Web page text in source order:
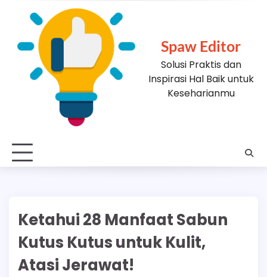
Spaw Editor
Solusi Praktis dan
Inspirasi Hal Baik untuk
Keseharianmu
Ketahui 28 Manfaat Sabun
Kutus Kutus untuk Kulit,
Atasi Jerawat!